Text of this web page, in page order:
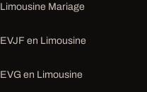
Limousine Mariage
EVJF en Limousine
EVG en Limousine